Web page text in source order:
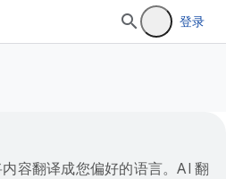
登录
容翻译成您偏好的语言。AI 翻